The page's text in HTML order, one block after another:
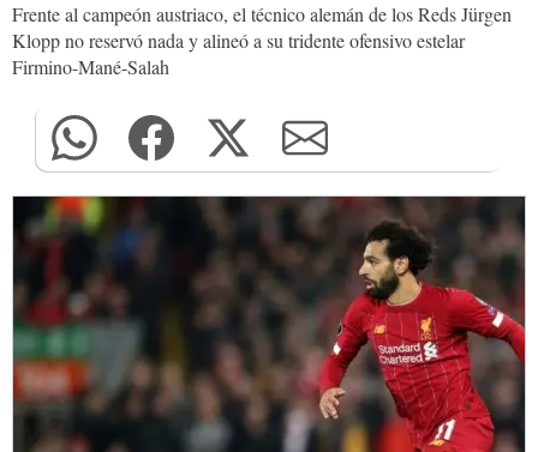
Frente al campeón austriaco, el técnico alemán de los Reds Jürgen
Klopp no reservó nada y alineó a su tridente ofensivo estelar
Firmino-Mané-Salah